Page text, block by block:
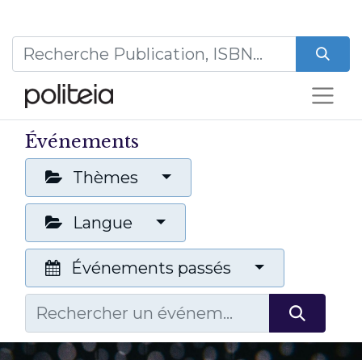
Événements
Thèmes
Langue
Événements passés